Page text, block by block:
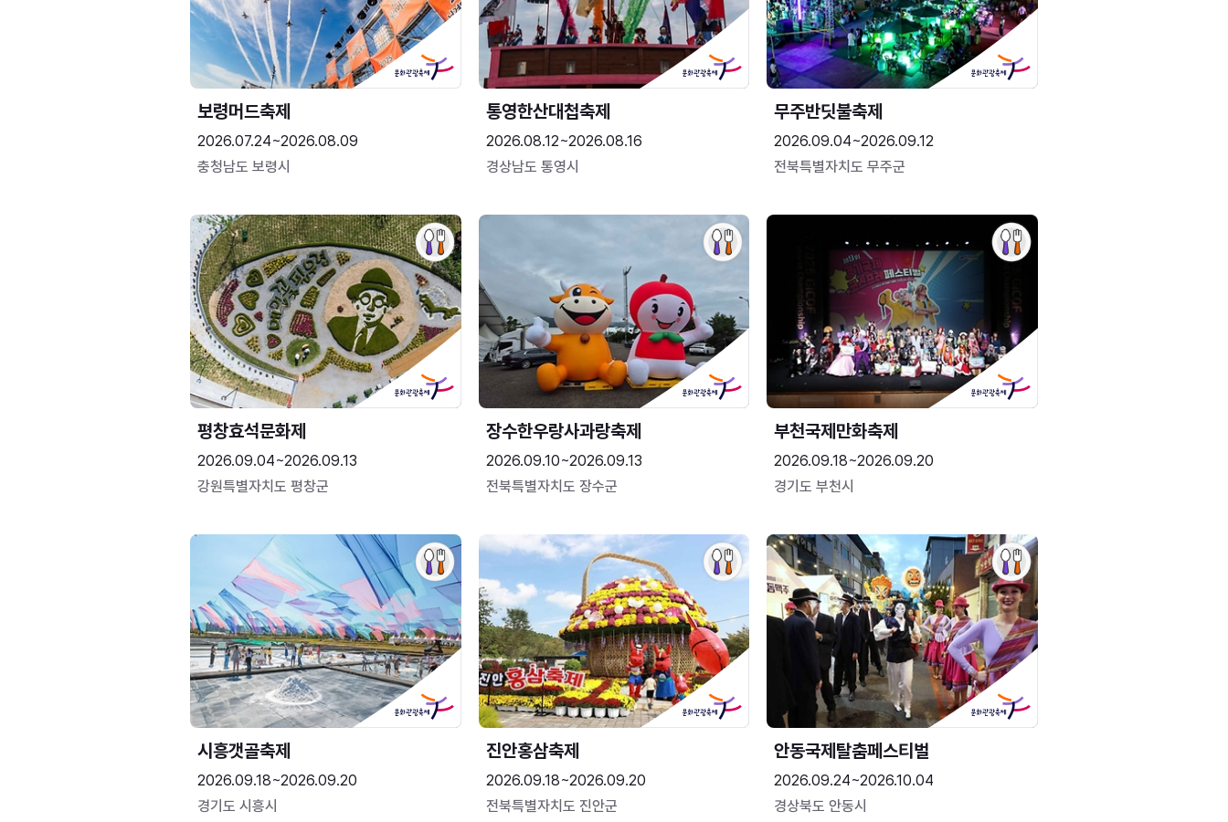
보령머드축제
2026.07.24~2026.08.09
충청남도 보령시
통영한산대첩축제
2026.08.12~2026.08.16
경상남도 통영시
무주반딧불축제
2026.09.04~2026.09.12
전북특별자치도 무주군
평창효석문화제
2026.09.04~2026.09.13
강원특별자치도 평창군
장수한우랑사과랑축제
2026.09.10~2026.09.13
전북특별자치도 장수군
부천국제만화축제
2026.09.18~2026.09.20
경기도 부천시
시흥갯골축제
2026.09.18~2026.09.20
경기도 시흥시
진안홍삼축제
2026.09.18~2026.09.20
전북특별자치도 진안군
안동국제탈춤페스티벌
2026.09.24~2026.10.04
경상북도 안동시